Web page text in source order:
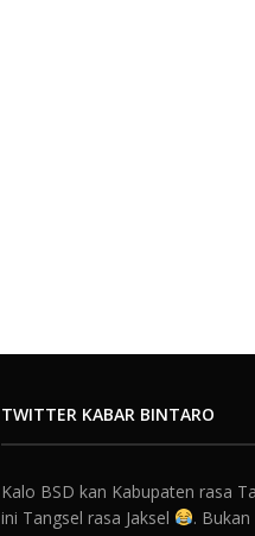
TWITTER KABAR BINTARO
Kalo BSD kan Kabupaten rasa
ini Tangsel rasa Jaksel
.